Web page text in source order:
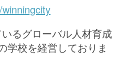
るグローバル人材育成
学校を経営しておりま